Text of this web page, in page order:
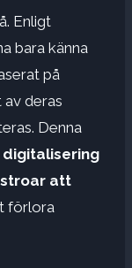
Enligt
bara känna
på
av deras
Denna
digitalisering
att
förlora